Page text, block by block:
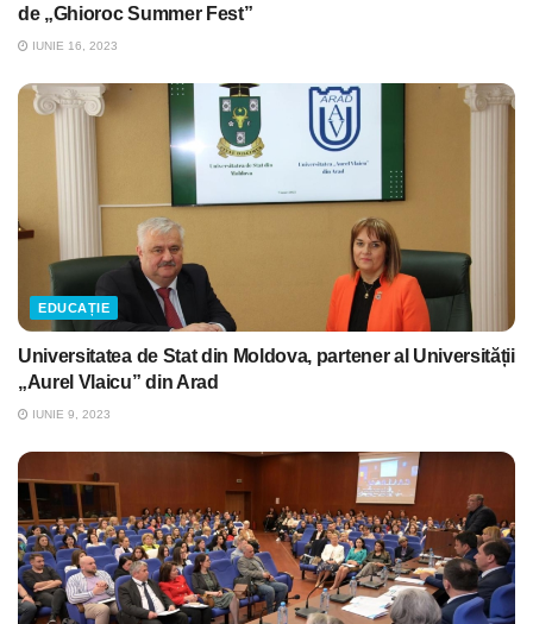
de „Ghioroc Summer Fest”
IUNIE 16, 2023
EDUCAȚIE
Universitatea de Stat din Moldova, partener al Universității
„Aurel Vlaicu” din Arad
IUNIE 9, 2023